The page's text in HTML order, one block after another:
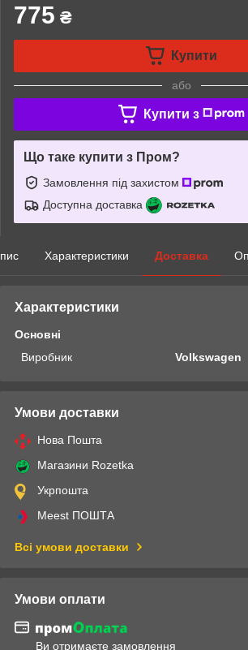
775 ₴
Купити
або
Купити з
Що таке купити з Пром?
Замовлення під захистом
Доступна доставка
Характеристики Доставка
Характеристики
Основні
Виробник
Volkswagen
Умови доставки
Нова Пошта
Магазини Rozetka
Укрпошта
Meest ПОШТА
Всі умови доставки
Умови оплати
Ви отримаєте замовлення